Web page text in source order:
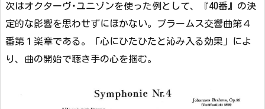
次はオクターヴ･ユニゾンを使った例として、『40番』の決
定的な影響を思わせずにほかない。ブラームス交響曲第４
番第１楽章である。「心にひたひたと沁み入る効果」によ
り、曲の開始で聴き手の心を掴む。